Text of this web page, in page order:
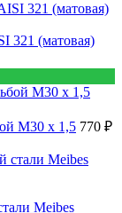
321 (матовая)
М30 х 1,5 770 ₽
Meibes